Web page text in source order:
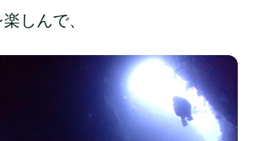
しんで、